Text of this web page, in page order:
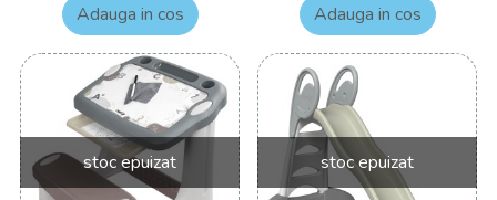
Adauga in cos
Adauga in cos
stoc epuizat stoc epuizat